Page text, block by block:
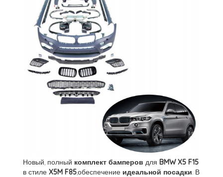
Новый, полный комплект бамперов для BMW X5 F15
в стиле X5M F85,обеспечение идеальной посадки. В